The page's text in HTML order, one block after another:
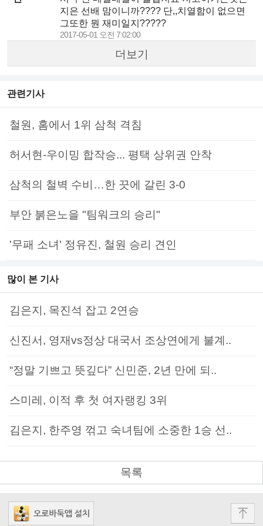
지은 선배 맘이니까???? 단,,치열함이 없으면
그또한 뭔 재미일지?????
2017-05-01 오전 7:02:00
더보기
관련기사
철원, 홈에서 1위 삼척 격침
허서현-우이밍 합작승... 평택 상위권 안착
삼척의 철벽 수비…한 끗에 갈린 3-0
부안 붉은노을 "팀워크의 승리"
'무패 소녀' 정유진, 철원 승리 견인
많이 본 기사
김은지, 목진석 잡고 2연승
신진서, 영재vs정상 대국서 조상연에게 불계..
“정말 기쁘고 뜻깊다” 신민준, 2년 만에 되..
스미레, 이적 후 첫 여자랭킹 3위
김은지, 한주영 꺾고 숙녀팀에 소중한 1승 선..
목록